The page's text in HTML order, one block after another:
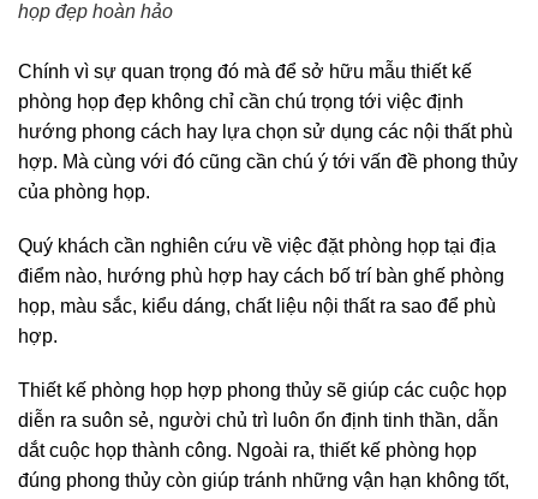
họp đẹp hoàn hảo
Chính vì sự quan trọng đó mà để sở hữu mẫu thiết kế
phòng họp đẹp không chỉ cần chú trọng tới việc định
hướng phong cách hay lựa chọn sử dụng các nội thất phù
hợp. Mà cùng với đó cũng cần chú ý tới vấn đề phong thủy
của phòng họp.
Quý khách cần nghiên cứu về việc đặt phòng họp tại địa
điểm nào, hướng phù hợp hay cách bố trí bàn ghế phòng
họp, màu sắc, kiểu dáng, chất liệu nội thất ra sao để phù
hợp.
Thiết kế phòng họp hợp phong thủy sẽ giúp các cuộc họp
diễn ra suôn sẻ, người chủ trì luôn ổn định tinh thần, dẫn
dắt cuộc họp thành công. Ngoài ra, thiết kế phòng họp
đúng phong thủy còn giúp tránh những vận hạn không tốt,